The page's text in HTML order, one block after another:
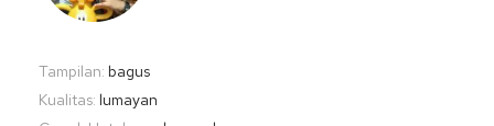
Tampilan: bagus
Kualitas: lumayan